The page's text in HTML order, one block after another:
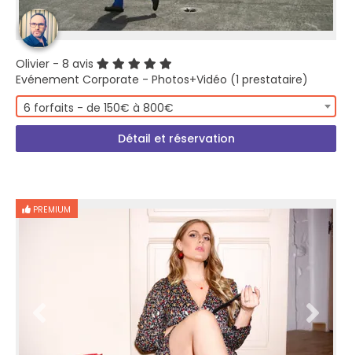
Olivier - 8 avis
Evénement Corporate - Photos+Vidéo (1 prestataire)
6 forfaits - de 150€ à 800€
Détail et réservation
PREMIUM